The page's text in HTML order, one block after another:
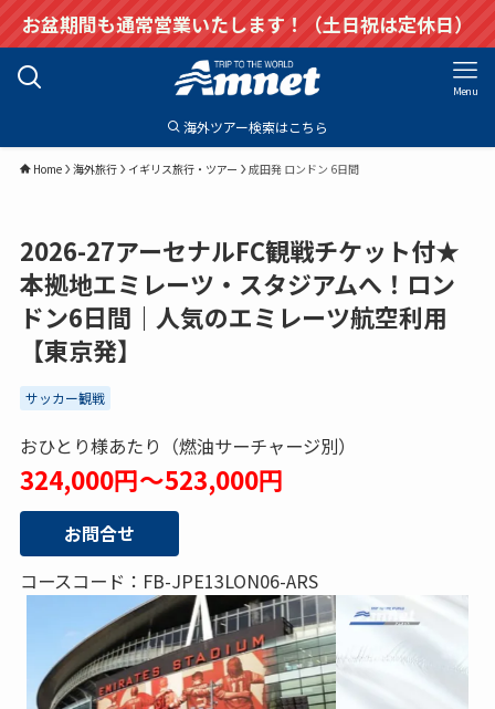
お盆期間も通常営業いたします！（土日祝は定休日）
Menu
海外ツアー検索はこちら
Home 海外旅行 イギリス旅行・ツアー 成田発 ロンドン 6日間
2026-27アーセナルFC観戦チケット付★
本拠地エミレーツ・スタジアムへ！ロン
ドン6日間｜人気のエミレーツ航空利用
【東京発】
サッカー観戦
おひとり様あたり（燃油サーチャージ別）
324,000円～523,000円
お問合せ
コースコード：FB-JPE13LON06-ARS